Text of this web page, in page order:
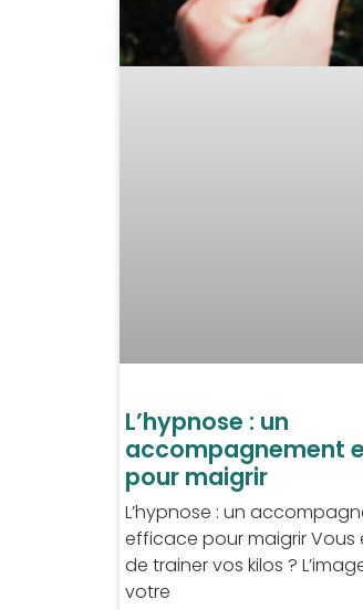
L’hypnose : un
accompagnement
pour maigrir
L’hypnose : un
efficace pour maigrir Vous
de trainer vos kilos ?
votre